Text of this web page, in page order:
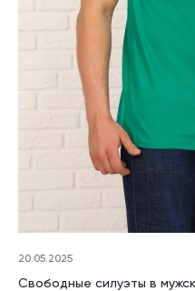
20.05.2025
Свободные силуэты в